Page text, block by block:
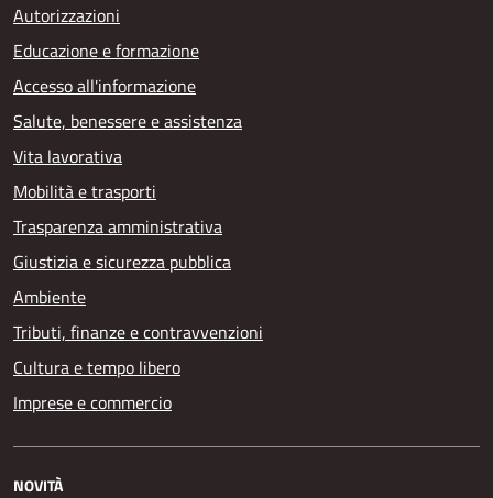
Autorizzazioni
Educazione e formazione
Accesso all'informazione
Salute, benessere e assistenza
Vita lavorativa
Mobilità e trasporti
Trasparenza amministrativa
Giustizia e sicurezza pubblica
Ambiente
Tributi, finanze e contravvenzioni
Cultura e tempo libero
Imprese e commercio
NOVITÀ